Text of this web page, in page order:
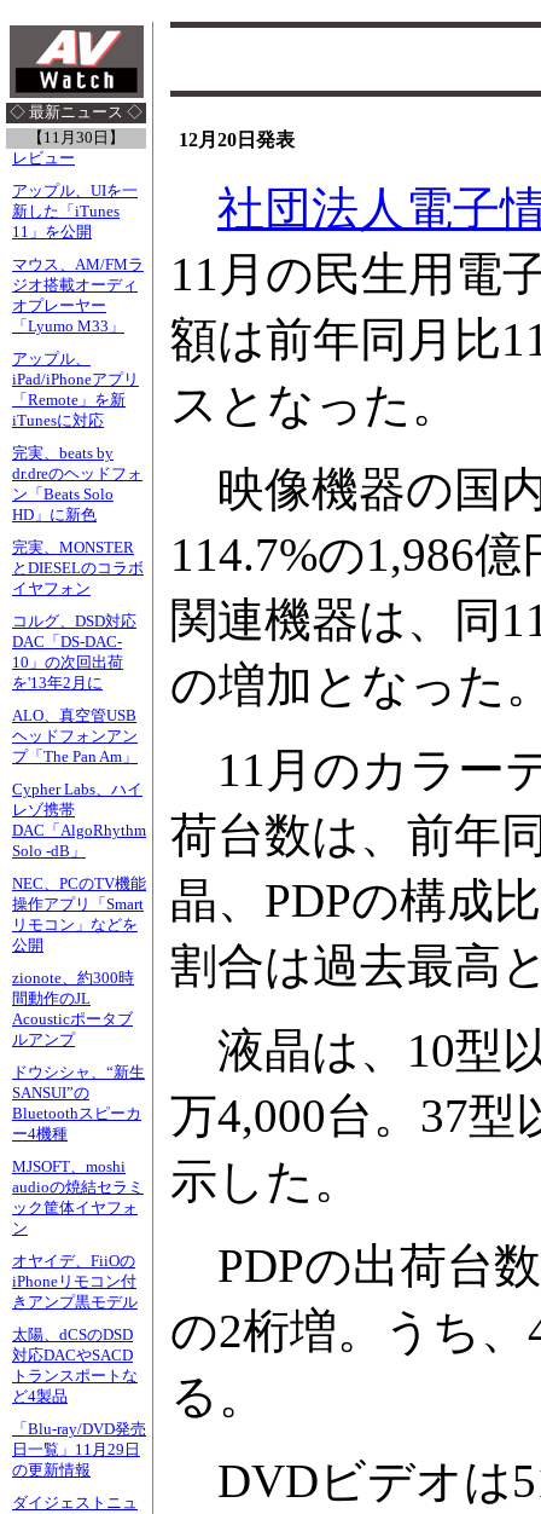
◇ 最新ニュース ◇
【11月30日】
レビュー
アップル、UIを一
新した「iTunes
11」を公開
マウス、AM/FMラ
ジオ搭載オーディ
オプレーヤー
「Lyumo M33」
アップル、
iPad/iPhoneアプリ
「Remote」を新
iTunesに対応
完実、beats by
dr.dreのヘッドフォ
ン「Beats Solo
HD」に新色
完実、MONSTER
とDIESELのコラボ
イヤフォン
コルグ、DSD対応
DAC「DS-DAC-
10」の次回出荷
を'13年2月に
ALO、真空管USB
ヘッドフォンアン
プ「The Pan Am」
Cypher Labs、ハイ
レゾ携帯
DAC「AlgoRhythm
Solo -dB」
NEC、PCのTV機能
操作アプリ「Smart
リモコン」などを
公開
zionote、約300時
間動作のJL
Acousticポータブ
ルアンプ
ドウシシャ、“新生
SANSUI”の
Bluetoothスピーカ
ー4機種
MJSOFT、moshi
audioの焼結セラミ
ック筐体イヤフォ
ン
オヤイデ、FiiOの
iPhoneリモコン付
きアンプ黒モデル
太陽、dCSのDSD
対応DACやSACD
トランスポートな
ど4製品
「Blu-ray/DVD発売
日一覧」11月29日
の更新情報
ダイジェストニュ
12月20日発表
社団法人電子
11月の民生用電
額は前年同月比
スとなった。
映像機器の国
114.7%の1,986
関連機器は、同
の増加となった
11月のカラー
荷台数は、前年
晶、PDPの構成
割合は過去最高
液晶は、10型
万4,000台。37型
示した。
PDPの出荷台
の2桁増。うち
る。
DVDビデオは